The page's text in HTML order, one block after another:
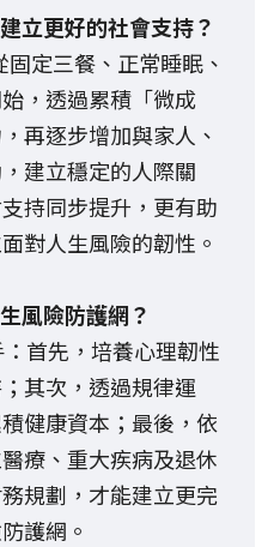
立更好的社會支持？
定三餐、正常睡眠、
，透過累積「微成
再逐步增加與家人、
建立穩定的人際關
持同步提升，更有助
對人生風險的韌性。
風險防護網？
首先，培養心理韌性
其次，透過規律運
健康資本；最後，依
療、重大疾病及退休
規劃，才能建立更完
護網。